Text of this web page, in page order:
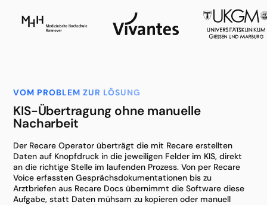
VOM PROBLEM ZUR LÖSUNG
KIS-Übertragung ohne manuelle
Nacharbeit
Der Recare Operator überträgt die mit Recare erstellten
Daten auf Knopfdruck in die jeweiligen Felder im KIS, direkt
an die richtige Stelle im laufenden Prozess. Von per Recare
Voice erfassten Gesprächsdokumentationen bis zu
Arztbriefen aus Recare Docs übernimmt die Software diese
Aufgabe, statt Daten mühsam zu kopieren oder manuell